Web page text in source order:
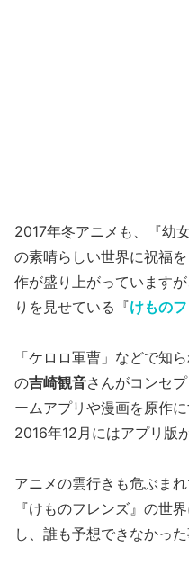
2017年冬アニメも、『幼
の素晴らしい世界に祝福
作が盛り上がっています
りを見せている『けもの
「ケロロ軍曹」などで知
の吉崎観音さんがコンセ
ームアプリや漫画を原作
2016年12月にはアプリ版
アニメの雲行きも危ぶま
『けものフレンズ』の世
し、誰も予想できなかっ